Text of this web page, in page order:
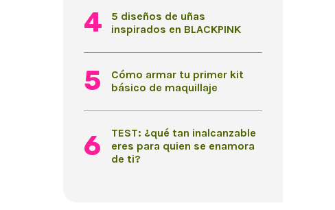
5 diseños de uñas
inspirados en BLACKPINK
Cómo armar tu primer kit
básico de maquillaje
TEST: ¿qué tan inalcanzable
eres para quien se enamora
de ti?